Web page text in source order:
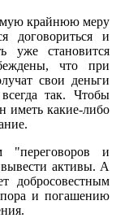
крайнюю меру
договориться и
уже становится
что при
свои деньги
так. Чтобы
иметь какие-либо
"переговоров и
активы. А
добросовестным
и погашению